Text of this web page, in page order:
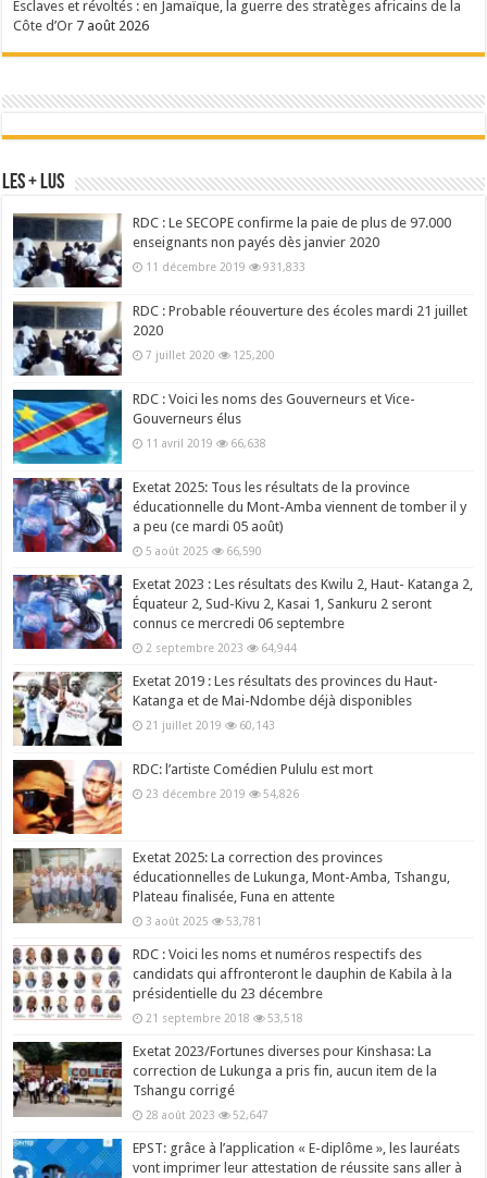
Esclaves et révoltés : en Jamaïque, la guerre des stratèges africains de la
Côte d’Or 7 août 2026
Les + Lus
RDC : Le SECOPE confirme la paie de plus de 97.000
enseignants non payés dès janvier 2020
11 décembre 2019 931,833
RDC : Probable réouverture des écoles mardi 21 juillet
2020
7 juillet 2020 125,200
RDC : Voici les noms des Gouverneurs et Vice-
Gouverneurs élus
11 avril 2019 66,638
Exetat 2025: Tous les résultats de la province
éducationnelle du Mont-Amba viennent de tomber il y
a peu (ce mardi 05 août)
5 août 2025 66,590
Exetat 2023 : Les résultats des Kwilu 2, Haut- Katanga 2,
Équateur 2, Sud-Kivu 2, Kasai 1, Sankuru 2 seront
connus ce mercredi 06 septembre
2 septembre 2023 64,944
Exetat 2019 : Les résultats des provinces du Haut-
Katanga et de Mai-Ndombe déjà disponibles
21 juillet 2019 60,143
RDC: l’artiste Comédien Pululu est mort
23 décembre 2019 54,826
Exetat 2025: La correction des provinces
éducationnelles de Lukunga, Mont-Amba, Tshangu,
Plateau finalisée, Funa en attente
3 août 2025 53,781
RDC : Voici les noms et numéros respectifs des
candidats qui affronteront le dauphin de Kabila à la
présidentielle du 23 décembre
21 septembre 2018 53,518
Exetat 2023/Fortunes diverses pour Kinshasa: La
correction de Lukunga a pris fin, aucun item de la
Tshangu corrigé
28 août 2023 52,647
EPST: grâce à l’application « E-diplôme », les lauréats
vont imprimer leur attestation de réussite sans aller à